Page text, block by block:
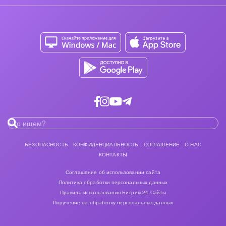
Каталог приложений
Разработчикам приложений
БЕЗОПАСНОСТЬ КОНФИДЕНЦИАЛЬНОСТЬ СОГЛАШЕНИЕ
О НАС
КОНТАКТЫ
Соглашение об использовании сайта
Политика обработки персональных данных
Правила использования Битрикс24.Сайты
Поручение на обработку персональных данных